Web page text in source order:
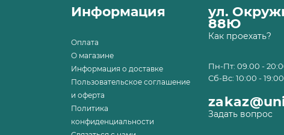
Информация
Оплата
О магазине
Информация о доставке
Пользовательское соглашение
и оферта
Политика
конфиденциальности
ул.
88Ю
Как проехать?
Пн-Пт: 09.00 -
Сб-Вс: 10:00 - 19:00
Задать вопрос